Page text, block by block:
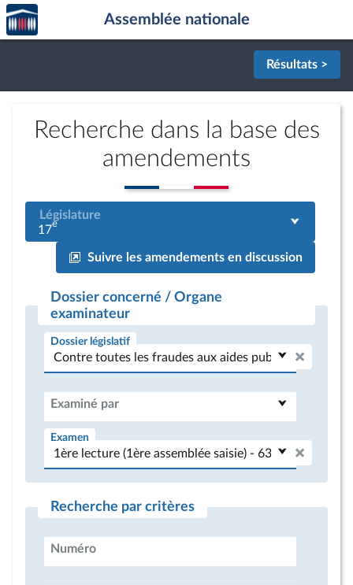
Aller au contenu
Aller en bas de la page
Accèder
à la
page
Assemblée nationale
Résultats >
Recherche dans la base des
amendements
Législature
17e
Suivre les amendements en discussion
Dossier concerné / Organe
examinateur
Dossier législatif
Examiné par
Examen
Recherche par critères
Numéro